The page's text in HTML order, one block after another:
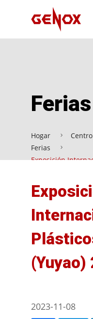
Ferias
Hogar
Ferias
Exposición
(Yuyao)
2023-11-08